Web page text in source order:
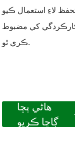
لاءِ استعمال ڪيو
ڪارڪردگي کي مضبوط
ڪري ٿو.
هاڻي پڇا
ڳاڇا ڪريو